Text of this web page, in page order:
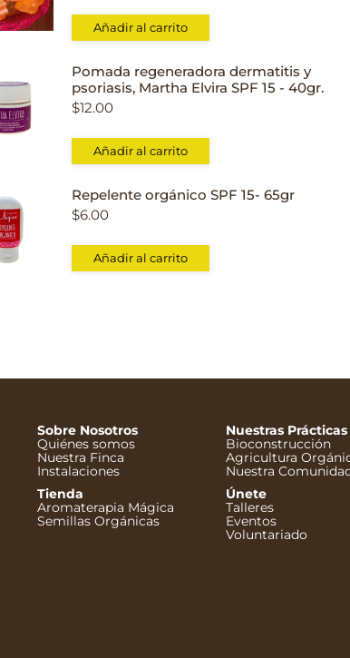
Añadir al carrito
Pomada regeneradora dermatitis y
psoriasis, Martha Elvira SPF 15 - 40gr.
$12.00
Añadir al carrito
Repelente orgánico SPF 15- 65gr
$6.00
Añadir al carrito
Sobre Nosotros
Quiénes somos
Nuestra Finca
Instalaciones
Tienda
Aromaterapia Mágica
Semillas Orgánicas
Nuestras Prácticas
Bioconstrucción
Agricultura
Nuestra
Únete
Talleres
Eventos
Voluntariado